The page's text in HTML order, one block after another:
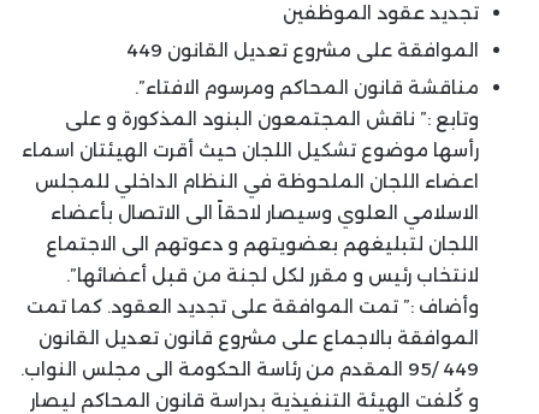
تجديد عقود الموظفين
الموافقة على مشروع تعديل القانون 449
مناقشة قانون المحاكم ومرسوم الافتاء”.
وتابع :” ناقش المجتمعون البنود المذكورة و على
رأسها موضوع تشكيل اللجان حيث أقرت الهيئتان اسماء
اعضاء اللجان الملحوظة في النظام الداخلي للمجلس
الاسلامي العلوي وسيصار لاحقاً الى الاتصال بأعضاء
اللجان لتبليغهم بعضويتهم و دعوتهم الى الاجتماع
لانتخاب رئيس و مقرر لكل لجنة من قبل أعضائها”.
وأضاف :” تمت الموافقة على تجديد العقود. كما تمت
الموافقة بالاجماع على مشروع قانون تعديل القانون
449 /95 المقدم من رئاسة الحكومة الى مجلس النواب.
و كُلفت الهيئة التنفيذية بدراسة قانون المحاكم ليصار